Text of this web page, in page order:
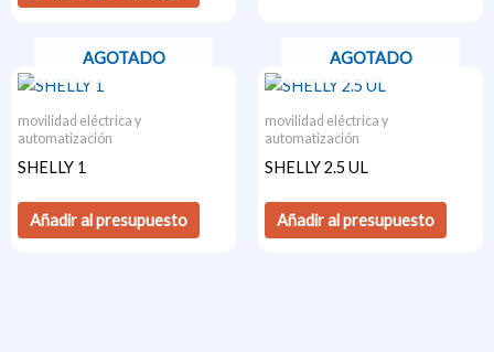
AGOTADO
movilidad eléctrica y
automatización
SHELLY 1
Añadir al presupuesto
AGOTADO
movilidad eléctrica y
automatización
SHELLY 2.5 UL
Añadir al presupuesto